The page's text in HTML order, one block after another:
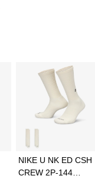
第一商業銀行
彰化商業銀行
NIKE U NK ED CSH
CREW 2P-144